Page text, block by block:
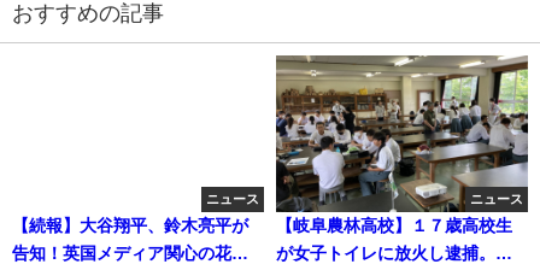
おすすめの記事
ニュース
【続報】大谷翔平、鈴木亮平が
告知！英国メディア関心の花嫁
ニュース
【岐阜農林高校】１７歳高校生
が女子トイレに放火し逮捕。何